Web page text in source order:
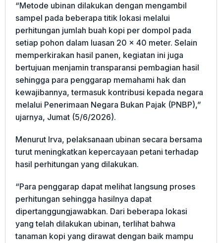
“Metode ubinan dilakukan dengan mengambil
sampel pada beberapa titik lokasi melalui
perhitungan jumlah buah kopi per dompol pada
setiap pohon dalam luasan 20 x 40 meter. Selain
memperkirakan hasil panen, kegiatan ini juga
bertujuan menjamin transparansi pembagian hasil
sehingga para penggarap memahami hak dan
kewajibannya, termasuk kontribusi kepada negara
melalui Penerimaan Negara Bukan Pajak (PNBP),”
ujarnya, Jumat (5/6/2026).
Menurut Irva, pelaksanaan ubinan secara bersama
turut meningkatkan kepercayaan petani terhadap
hasil perhitungan yang dilakukan.
“Para penggarap dapat melihat langsung proses
perhitungan sehingga hasilnya dapat
dipertanggungjawabkan. Dari beberapa lokasi
yang telah dilakukan ubinan, terlihat bahwa
tanaman kopi yang dirawat dengan baik mampu